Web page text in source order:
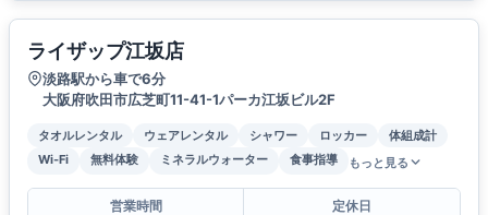
ライザップ江坂店
淡路駅から車で6分
大阪府吹田市広芝町11-41-1パーカ江坂ビル2F
タオルレンタル ウェアレンタル シャワー ロッカー
体組成計
Wi-Fi
無料体験 ミネラルウォーター 食事指導 もっと見る
営業時間
定休日